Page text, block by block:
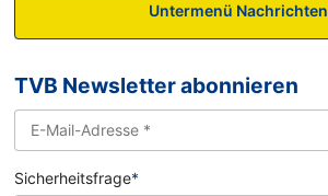
Untermenü Nachrichten
TVB Newsletter abonnieren
Sicherheitsfrage*